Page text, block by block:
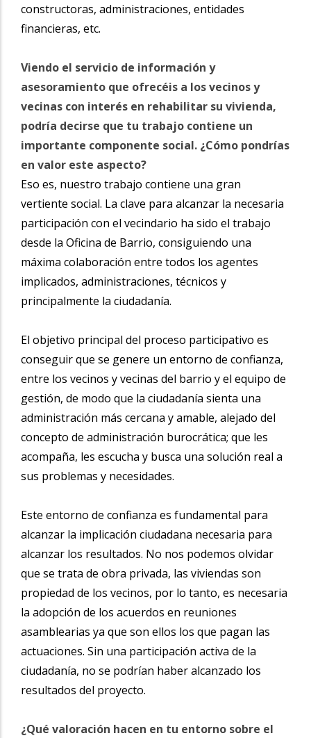
constructoras, administraciones, entidades
financieras, etc.
Viendo el servicio de información y
asesoramiento que ofrecéis a los vecinos y
vecinas con interés en rehabilitar su vivienda,
podría decirse que tu trabajo contiene un
importante componente social. ¿Cómo pondrías
en valor este aspecto?
Eso es, nuestro trabajo contiene una gran
vertiente social. La clave para alcanzar la necesaria
participación con el vecindario ha sido el trabajo
desde la Oficina de Barrio, consiguiendo una
máxima colaboración entre todos los agentes
implicados, administraciones, técnicos y
principalmente la ciudadanía.
El objetivo principal del proceso participativo es
conseguir que se genere un entorno de confianza,
entre los vecinos y vecinas del barrio y el equipo de
gestión, de modo que la ciudadanía sienta una
administración más cercana y amable, alejado del
concepto de administración burocrática; que les
acompaña, les escucha y busca una solución real a
sus problemas y necesidades.
Este entorno de confianza es fundamental para
alcanzar la implicación ciudadana necesaria para
alcanzar los resultados. No nos podemos olvidar
que se trata de obra privada, las viviendas son
propiedad de los vecinos, por lo tanto, es necesaria
la adopción de los acuerdos en reuniones
asamblearias ya que son ellos los que pagan las
actuaciones. Sin una participación activa de la
ciudadanía, no se podrían haber alcanzado los
resultados del proyecto.
¿Qué valoración hacen en tu entorno sobre el